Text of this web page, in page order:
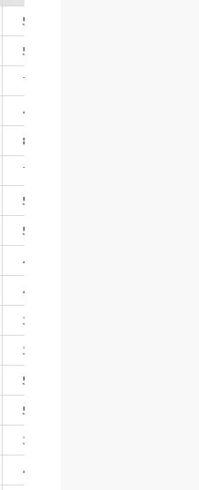
52,24
52,40
71,44
47,94
80,91
73,84
50,52
55,11
40,63
41,93
32,29
37,14
52,30
58,20
38,52
44,47